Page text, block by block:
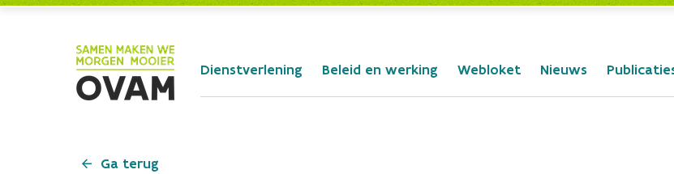
Dienstverlening Beleid en werking Webloket Nieuws
Ga terug